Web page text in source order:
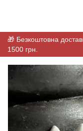
🎁 Безкоштовна
1500 грн.